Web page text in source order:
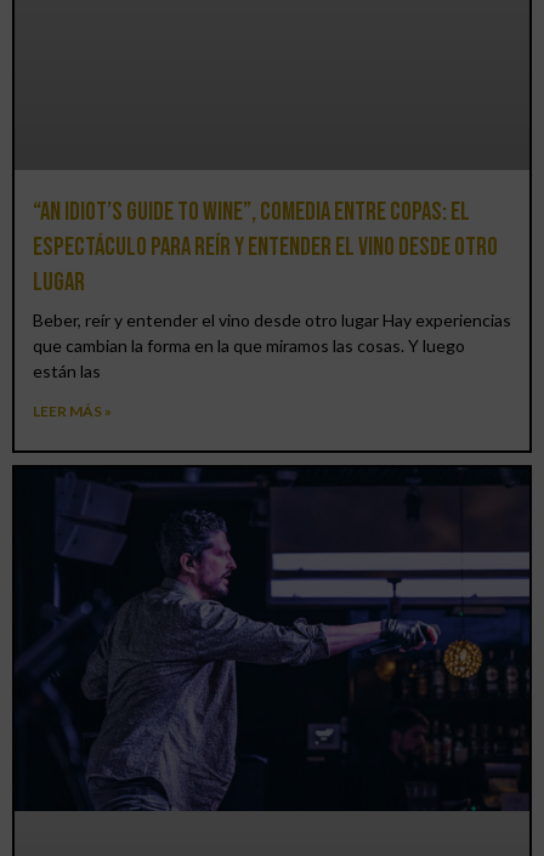
“An Idiot’s Guide to Wine”, comedia entre copas: el
espectáculo para reír y entender el vino desde otro
lugar
Beber, reír y entender el vino desde otro lugar Hay experiencias
que cambian la forma en la que miramos las cosas. Y luego
están las
LEER MÁS »